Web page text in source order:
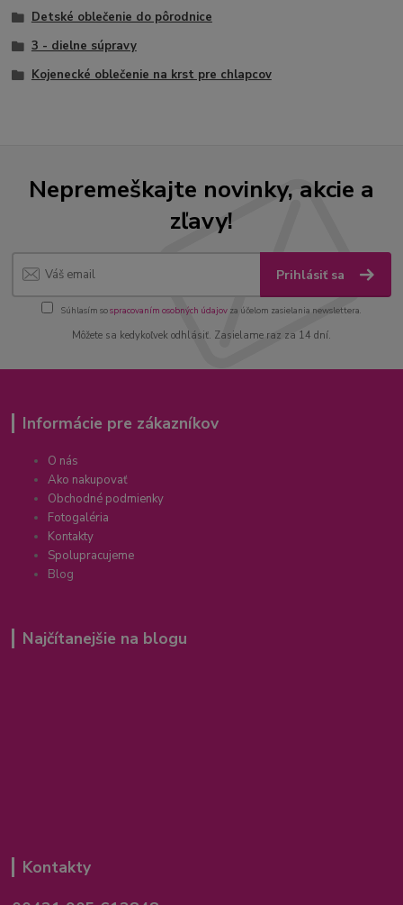
Detské oblečenie do pôrodnice
3 - dielne súpravy
Kojenecké oblečenie na krst pre chlapcov
Nepremeškajte novinky, akcie a
zľavy!
Prihlásiť sa
Súhlasím sospracovaním osobných údajov za účelom zasielania newslettera.
Môžete sa kedykoľvek odhlásiť. Zasielame raz za 14 dní.
Informácie pre zákazníkov
O nás
Ako nakupovať
Obchodné podmienky
Fotogaléria
Kontakty
Spolupracujeme
Blog
Najčítanejšie na blogu
Kontakty